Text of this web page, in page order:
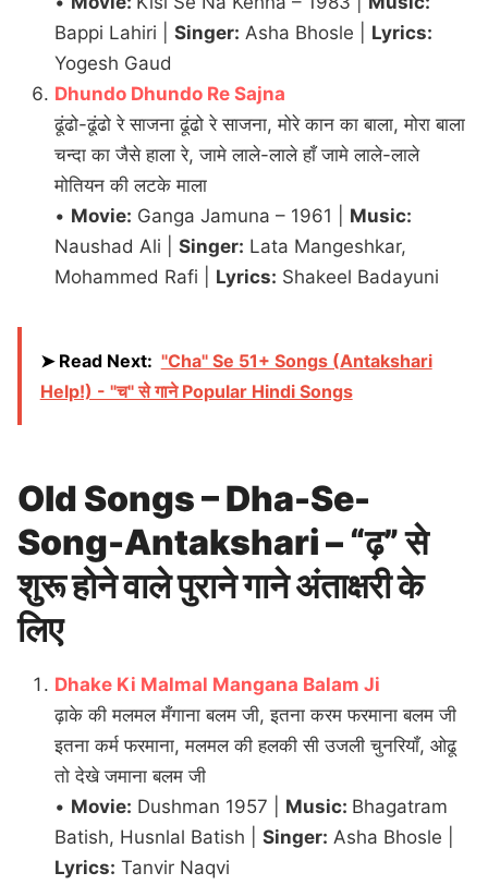
Bappi Lahiri | Singer: Asha Bhosle | Lyrics:
Yogesh Gaud
Dhundo Dhundo Re Sajna
ढूंढो-ढूंढो रे साजना ढूंढो रे साजना, मोरे कान का बाला, मोरा बाला
चन्दा का जैसे हाला रे, जामे लाले-लाले हाँ जामे लाले-लाले
मोतियन की लटके माला
• Movie: Ganga Jamuna – 1961 | Music:
Naushad Ali | Singer: Lata Mangeshkar,
Mohammed Rafi | Lyrics: Shakeel Badayuni
➤ Read Next: "Cha" Se 51+ Songs (Antakshari
Help!) - "च" से गाने Popular Hindi Songs
Old Songs – Dha-Se-
Song-Antakshari – “ढ़” से
शुरू होने वाले पुराने गाने अंताक्षरी के
लिए
Dhake Ki Malmal Mangana Balam Ji
ढ़ाके की मलमल मँगाना बलम जी, इतना करम फरमाना बलम जी
इतना कर्म फरमाना, मलमल की हलकी सी उजली चुनरियाँ, ओढू
तो देखे जमाना बलम जी
• Movie: Dushman 1957 | Music: Bhagatram
Batish, Husnlal Batish | Singer: Asha Bhosle |
Lyrics: Tanvir Naqvi